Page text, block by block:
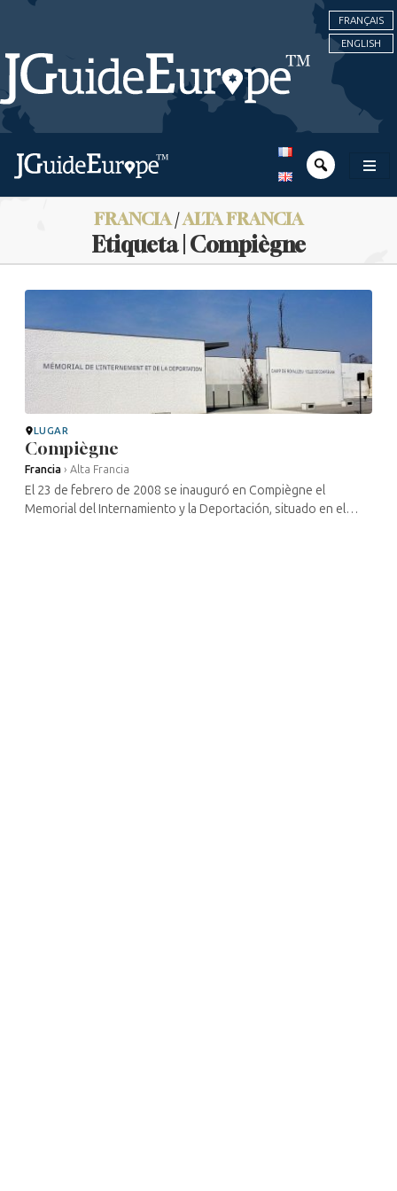
FRANÇAIS
ENGLISH
FRANCIA/ALTA FRANCIA
Etiqueta | Compiègne
LUGAR
Compiègne
Francia › Alta Francia
El 23 de febrero de 2008 se inauguró en Compiègne el
Memorial del Internamiento y la Deportación, situado en el